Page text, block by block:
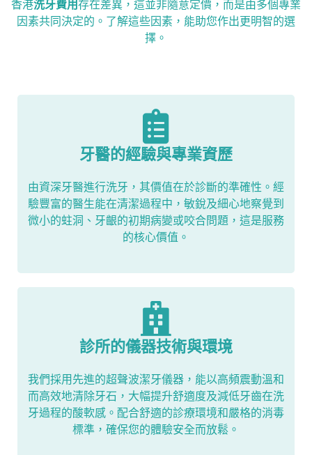
香港洗牙費用存在差異，這並非隨意定價，而是由多個專業
因素共同決定的。了解這些因素，能助您作出更明智的選
擇。
牙醫的經驗與專業資歷
由資深牙醫進行洗牙，其價值在於診斷的準確性。經
驗豐富的醫生能在清潔過程中，敏銳及細心地察覺到
微小的蛀洞、牙齦的初期病變或咬合問題，這是服務
的核心價值。
診所的儀器技術與環境
我們採用先進的超聲波潔牙儀器，能以高頻震動溫和
而高效地清除牙石，大幅提升舒適度及減低牙齒在洗
牙過程的酸軟感。配合舒適的診療環境和嚴格的消毒
標準，確保您的體驗安全而放鬆。